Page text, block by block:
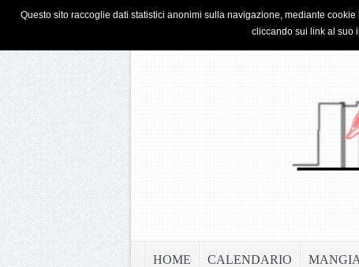
HOME PRIVACY & COOKIE POLICY
HOME CALENDARIO
Questo sito raccoglie dati statistici anonimi sulla navigazione, mediante
cliccando sui link al suo